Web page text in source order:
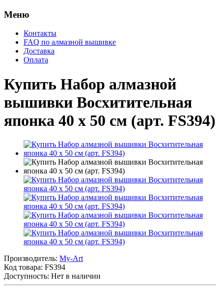
Меню
Контакты
FAQ по алмазной вышивке
Доставка
Оплата
Купить Набор алмазной
вышивки Восхитительная
японка 40 х 50 см (арт. FS394)
Производитель: My-Art
Код товара: FS394
Доступность: Нет в наличии